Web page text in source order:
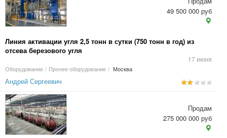
Линия активации угля 2,5 тонн в сутки (750 тонн в год) из
отсева березового угля
17 июня
Оборудование / Прочее оборудование / Москва
49 500 000 руб
Андрей Сергеевич
Продам
275 000 000 руб